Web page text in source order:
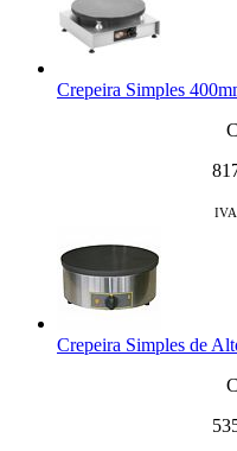
Crepeira Simples
IVA
Crepeira Simples de